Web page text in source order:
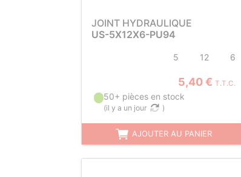
JOINT HYDRAULIQUE
US-5X12X6-PU94
5 12 6
5,40 € T.T.C.
50+ pièces en stock
(il y a un jour )
AJOUTER AU PANIER